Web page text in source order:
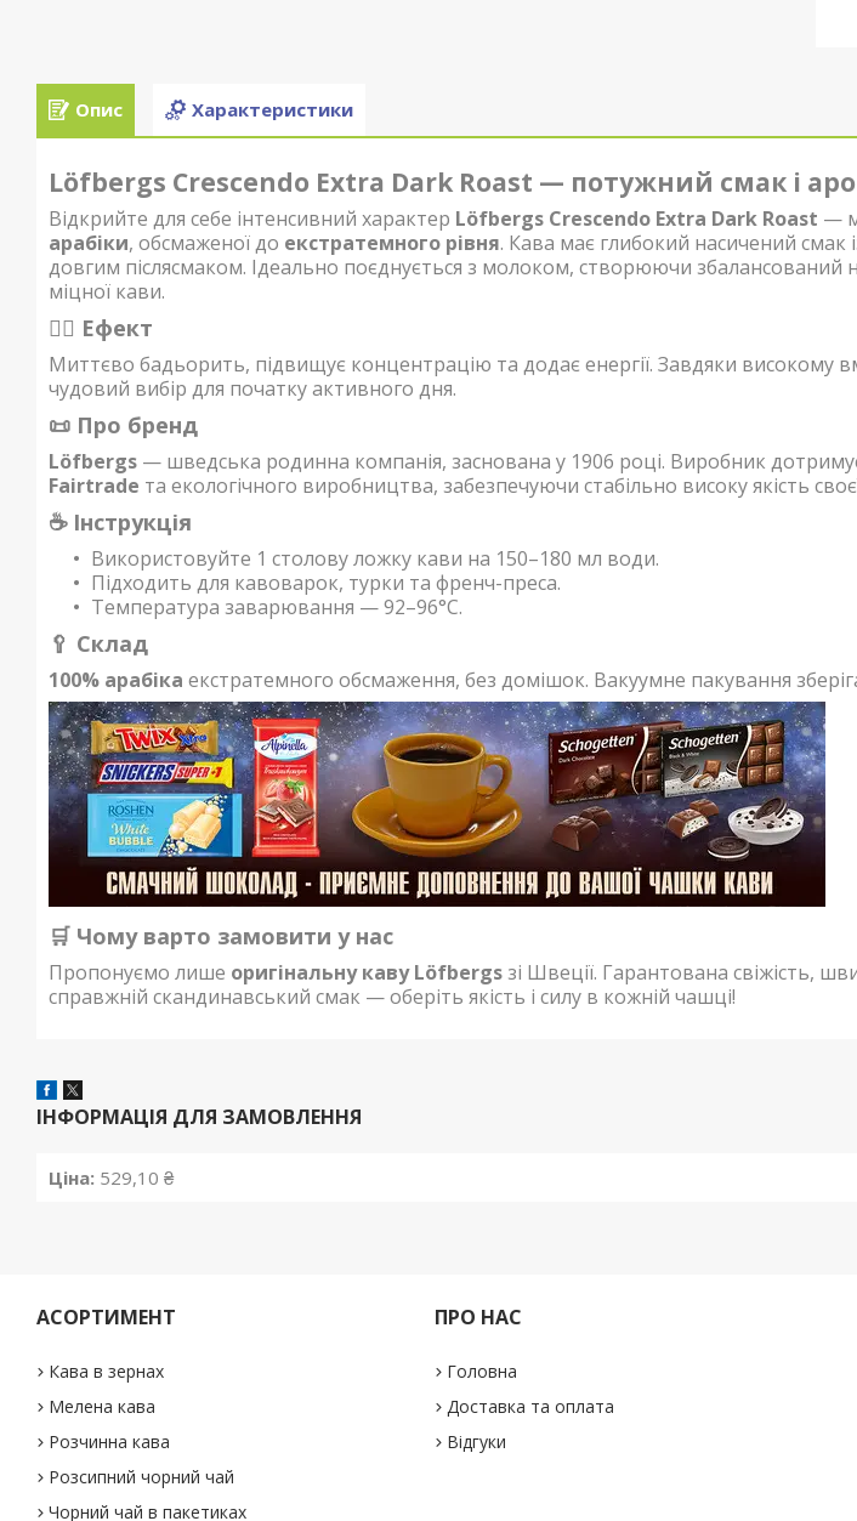
Опис Характеристики
Löfbergs Crescendo Extra Dark Roast — потужний смак і
Відкрийте для себе інтенсивний характер Löfbergs Crescendo Extra Dark Roast —
арабіки, обсмаженої до екстратемного рівня. Кава має глибокий насичений смак
довгим післясмаком. Ідеально поєднується з молоком, створюючи збалансований
міцної кави.
🧘‍♂️ Ефект
Миттєво бадьорить, підвищує концентрацію та додає енергії. Завдяки високому
чудовий вибір для початку активного дня.
📜 Про бренд
Löfbergs — шведська родинна компанія, заснована у 1906 році. Виробник
Fairtrade та екологічного виробництва, забезпечуючи стабільно високу якість
☕ Інструкція
Використовуйте 1 столову ложку кави на 150–180 мл води.
Підходить для кавоварок, турки та френч-преса.
Температура заварювання — 92–96°C.
🥄 Склад
100% арабіка екстратемного обсмаження, без домішок. Вакуумне пакування
🛒 Чому варто замовити у нас
Пропонуємо лише оригінальну каву Löfbergs зі Швеції. Гарантована свіжість,
справжній скандинавський смак — оберіть якість і силу в кожній чашці!
ІНФОРМАЦІЯ ДЛЯ ЗАМОВЛЕННЯ
Ціна: 529,10 ₴
АСОРТИМЕНТ
Кава в зернах
Мелена кава
Розчинна кава
Розсипний чорний чай
Чорний чай в пакетиках
ПРО НАС
Головна
Доставка та оплата
Відгуки